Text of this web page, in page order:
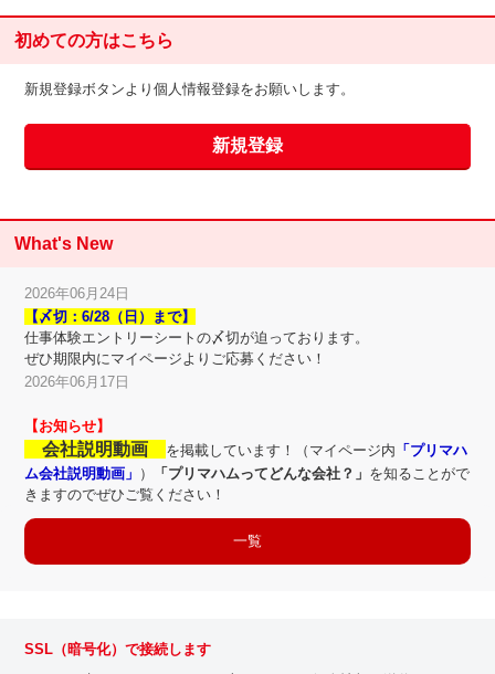
初めての方はこちら
新規登録ボタンより個人情報登録をお願いします。
What's New
2026年06月24日
【〆切：6/28（日）まで】
仕事体験エントリーシートの〆切が迫っております。
ぜひ期限内にマイページよりご応募ください！
2026年06月17日
【お知らせ】
会社説明動画 を掲載しています！（マイページ内 「プリマハ
ム会社説明動画」 ） 「プリマハムってどんな会社？」 を知ることがで
きますのでぜひご覧ください！
一覧
SSL（暗号化）で接続します